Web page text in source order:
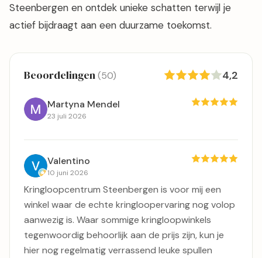
Steenbergen en ontdek unieke schatten terwijl je
actief bijdraagt aan een duurzame toekomst.
Beoordelingen(50) 4,2
Martyna Mendel
23 juli 2026
Valentino
10 juni 2026
Kringloopcentrum Steenbergen is voor mij een
winkel waar de echte kringloopervaring nog volop
aanwezig is. Waar sommige kringloopwinkels
tegenwoordig behoorlijk aan de prijs zijn, kun je
hier nog regelmatig verrassend leuke spullen